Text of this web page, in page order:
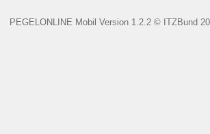
PEGELONLINE Mobil Version 1.2.2 © ITZBund